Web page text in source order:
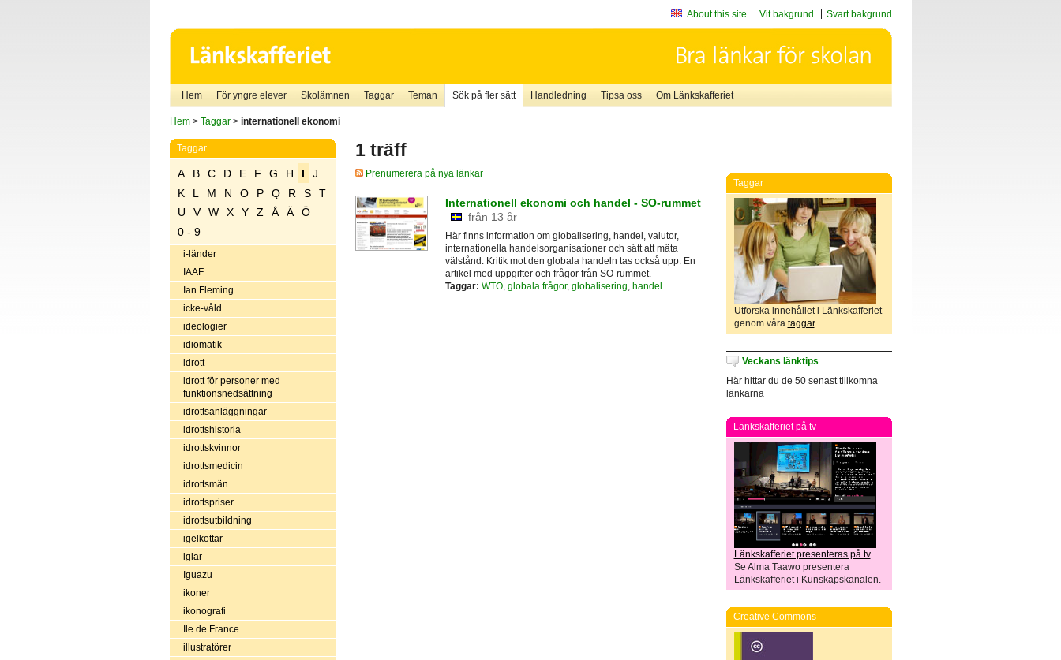
About this site Vit bakgrund Svart bakgrund
Hem För yngre elever Skolämnen Taggar Teman Sök på fler sätt Handledning Tipsa oss Om Länkskafferiet
Hem> Taggar> internationell ekonomi
Taggar
A B C D E F G H I
J
K
L M N O P Q R S
T
U
V W X Y Z Å Ä
Ö
0 - 9
i-länder
IAAF
Ian Fleming
icke-våld
ideologier
idiomatik
idrott
idrott för personer med
funktionsnedsättning
idrottsanläggningar
idrottshistoria
idrottskvinnor
idrottsmedicin
idrottsmän
idrottspriser
idrottsutbildning
igelkottar
iglar
Iguazu
ikoner
ikonografi
Ile de France
illustratörer
1 träff
Prenumerera på nya länkar
Internationell ekonomi och handel - SO-rummet
från 13 år
Här finns information om globalisering, handel, valutor,
internationella handelsorganisationer och sätt att mäta
välstånd. Kritik mot den globala handeln tas också upp. En
artikel med uppgifter och frågor från SO-rummet.
Taggar: WTO, globala frågor, globalisering handel
Taggar
Utforska innehållet i Länkskafferiet
genom våra taggar.
Veckans länktips
Här hittar du de 50 senast tillkomna
länkarna
Länkskafferiet på tv
Länkskafferiet presenteras på tv
Se Alma Taawo presentera
Länkskafferiet i Kunskapskanalen.
Creative Commons